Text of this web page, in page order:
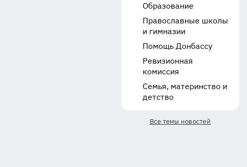
Образование
Православные школы
и гимназии
Помощь Донбассу
Ревизионная
комиссия
Семья, материнство и
детство
Все темы новостей